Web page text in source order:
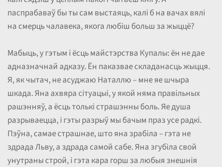
паспрабаваў бы ты сам выстаяць, калі б на вачах вялі
на смерць чалавека, якога любіш больш за жыццё?
Мабыць, у гэтым і ёсць майстэрства Купалы: ён не дае
адназначнай адказу. Ён паказвае складанасць жыцця.
Я, як чытач, не асуджаю Наталлю – мне яе шчыра
шкада. Яна ахвяра сітуацыі, у якой няма правільных
рашэнняў, а ёсць толькі страшэнны боль. Яе душа
разрываецца, і гэты разрыў мы бачым праз усе радкі.
Пэўна, самае страшнае, што яна зрабіла – гэта не
здрада Льву, а здрада самой сабе. Яна згубіла свой
унутраны строй, і гэта кара горш за любыя знешнія